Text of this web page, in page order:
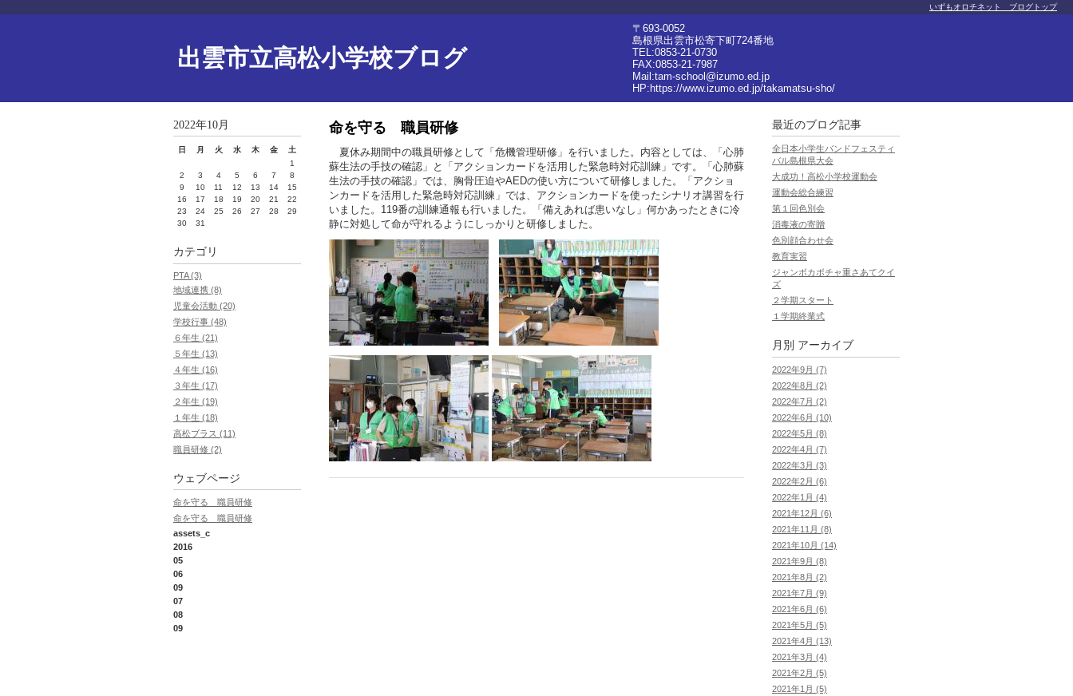
出雲市立高松小学校ブログ
〒693-0052
島根県出雲市松寄下町724番地
TEL:0853-21-0730
FAX:0853-21-7987
Mail:tam-school@izumo.ed.jp
HP: https://www.izumo.ed.jp/takamatsu-sho/
いずもオロチネット ブログトップ
命を守る 職員研修
夏休み期間中の職員研修として「危機管理研修」を行いました。内容としては、「心肺
蘇生法の手技の確認」と「アクションカードを活用した緊急時対応訓練」です。
「心肺蘇
生法の手技の確認」では、胸骨圧迫やAEDの使い方について研修しました。
「アクショ
ンカードを活用した緊急時対応訓練」では、アクションカードを使ったシナリオ講習を行
いました。119番の訓練通報も行いました。「備えあれば患いなし」何かあったときに冷
静に対処して命が守れるようにしっかりと研修しました。
2022年10月
日 月 火 水 木 金
土
1
2
3 4 5 6 7
8
9
10 11 12 13 14
15
16
17 18 19 20 21
22
23
24 25 26 27 28
29
30
31
カテゴリ
PTA (3)
地域連携 (8)
児童会活動 (20)
学校行事 (48)
６年生 (21)
５年生 (13)
４年生 (16)
３年生 (17)
２年生 (19)
１年生 (18)
高松ブラス (11)
職員研修 (2)
ウェブページ
命を守る 職員研修
命を守る 職員研修
assets_c
2016
05
06
09
07
08
09
最近のブログ記事
全日本小学生バンドフェスティ
バル島根県大会
大成功！高松小学校運動会
運動会総合練習
第１回色別会
消毒液の寄贈
色別顔合わせ会
教育実習
ジャンボカボチャ重さあてクイ
ズ
２学期スタート
１学期終業式
月別 アーカイブ
2022年9月 (7)
2022年8月 (2)
2022年7月 (2)
2022年6月 (10)
2022年5月 (8)
2022年4月 (7)
2022年3月 (3)
2022年2月 (6)
2022年1月 (4)
2021年12月 (6)
2021年11月 (8)
2021年10月 (14)
2021年9月 (8)
2021年8月 (2)
2021年7月 (9)
2021年6月 (6)
2021年5月 (5)
2021年4月 (13)
2021年3月 (4)
2021年2月 (5)
2021年1月 (5)